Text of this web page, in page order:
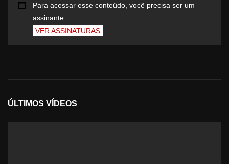
Para acessar esse conteúdo, você precisa ser um
assinante.
VER ASSINATURAS
ÚLTIMOS VÍDEOS